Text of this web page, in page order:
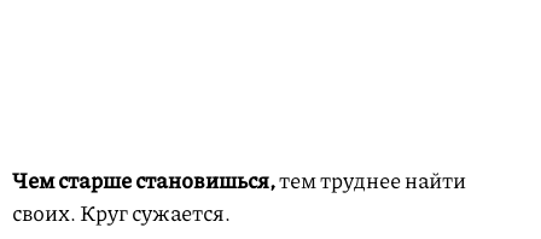
Чем старше становишься,тем труднее найти
своих. Круг сужается.